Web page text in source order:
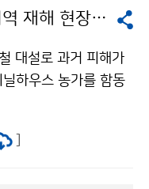
김승희 기상청 차장, 전남지역 재해 현장 방문
대설로 과거 피해가
하우스 농가를 함동